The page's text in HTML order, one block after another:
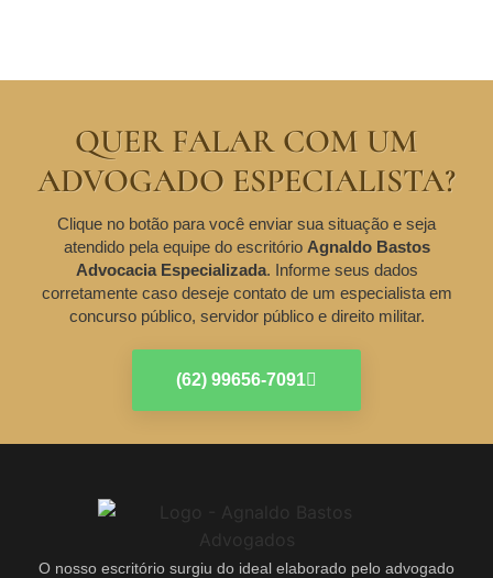
QUER FALAR COM UM
ADVOGADO ESPECIALISTA?
Clique no botão para você enviar sua situação e seja
atendido pela equipe do escritório Agnaldo Bastos
Advocacia Especializada. Informe seus dados
corretamente caso deseje contato de um especialista em
concurso público, servidor público e direito militar.
(62) 99656-7091
O nosso escritório surgiu do ideal elaborado pelo advogado